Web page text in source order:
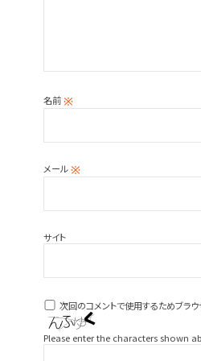
名前※
メール※
サイト
次回のコメントで使用するためブラウ
Please enter the characters shown